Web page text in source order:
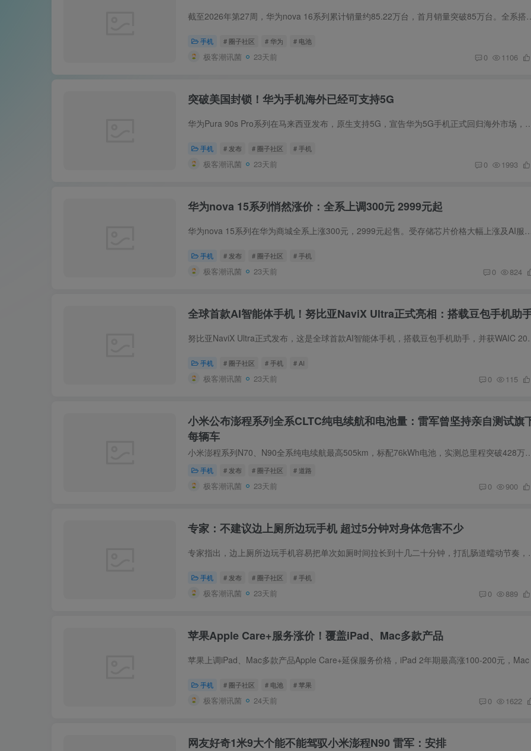
截至2026年第27周，华为nova 16系列累计销量约
手机 # 圈子社区 # 华为 # 电池
极客潮讯菌 23天前 0 1106
突破美国封锁！华为手机海外已经可支持5G
华为Pura 90s Pro系列在马来西亚发布，原生支持5G，宣告华为5G手机正式回
手机 # 发布 # 圈子社区 # 手机
极客潮讯菌 23天前 0 1993
华为nova 15系列悄然涨价：全系上调300元 2999元起
华为nova 15系列在华为商城全系上涨300元，2999元起售。受存储芯片价格大幅上涨及
手机 # 发布 # 圈子社区 # 手机
极客潮讯菌 23天前 0 824
全球首款AI智能体手机！努比亚NaviX Ultra正式亮相：搭载豆包手机助
努比亚NaviX Ultra正式发布，这是全球首款AI智能
手机 # 圈子社区 # 手机 # AI
极客潮讯菌 23天前 0 115
小米公布澎程系列全系CLTC纯电续航和电池量：雷军曾坚持亲自测试旗
每辆车
小米澎程系列N70、N90全系纯电续航最高505km，标配76kWh电池，实
手机 # 发布 # 圈子社区 # 道路
极客潮讯菌 23天前 0 900
专家：不建议边上厕所边玩手机 超过5分钟对身体危害不少
专家指出，边上厕所边玩手机容
手机 # 发布 # 圈子社区 # 手机
极客潮讯菌 23天前 0 889
苹果Apple Care+服务涨价！覆盖iPad、Mac多款产品
手机 # 圈子社区 # 电池 # 苹果
极客潮讯菌 24天前 0 1622
网友好奇1米9大个能不能驾驭小米澎程N90 雷军：安排